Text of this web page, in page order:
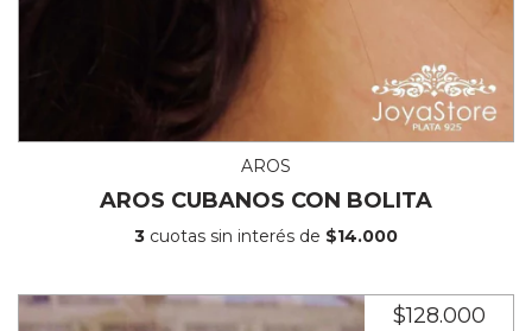
AROS
AROS CUBANOS CON BOLITA
3 cuotas sin interés de $14.000
$128.000